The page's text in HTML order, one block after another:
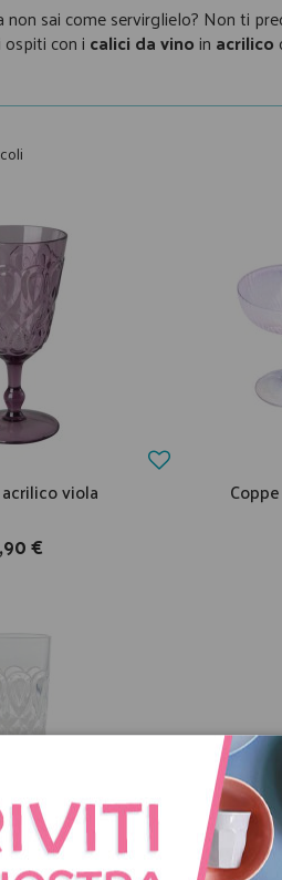
sai come servirglielo? Non ti
con i calici da vinoin acrilico
viola
€